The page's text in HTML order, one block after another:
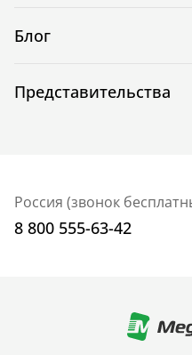
Блог
Представительства
Россия (звонок
8 800 555-63-42
+7 (499) 705-30-10